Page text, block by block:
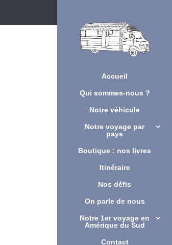
Accueil
Qui sommes-nous ?
Notre véhicule
Notre voyage par
pays
Boutique : nos livres
Itinéraire
Nos défis
On parle de nous
Notre 1er voyage en
Amérique du Sud
Contact